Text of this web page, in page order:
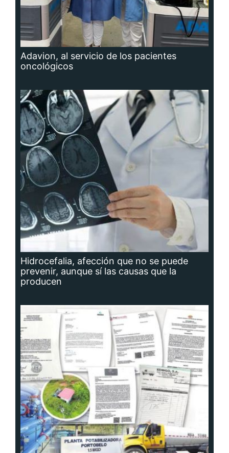
Adavion, al servicio de los pacientes
oncológicos
Hidrocefalia, afección que no se puede
prevenir, aunque sí las causas que la
producen